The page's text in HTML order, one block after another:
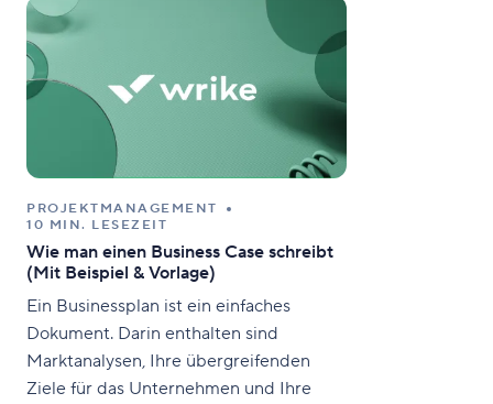
PROJEKTMANAGEMENT
10 MIN. LESEZEIT
Wie man einen Business Case schreibt
(Mit Beispiel & Vorlage)
Ein Businessplan ist ein einfaches
Dokument. Darin enthalten sind
Marktanalysen, Ihre übergreifenden
Ziele für das Unternehmen und Ihre